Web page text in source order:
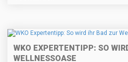
WKO EXPERTENTIPP: SO
WELLNESSOASE